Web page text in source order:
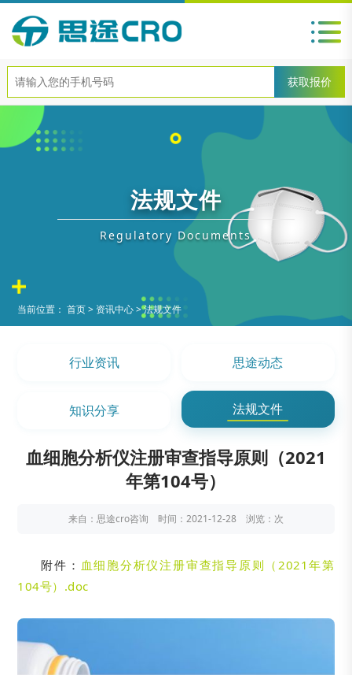
法规文件
Regulatory Documents
当前位置：首页> 资讯中心>法规文件
行业资讯 思途动态
知识分享 法规文件
血细胞分析仪注册审查指导原则（2021
年第104号）
来自：思途cro咨询 时间：2021-12-28 浏览： 次
附件： 血细胞分析仪注册审查指导原则（2021年第
104号）.doc